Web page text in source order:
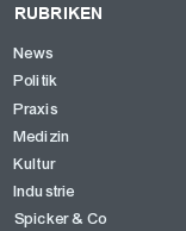
RUBRIKEN
News
Politik
Praxis
Medizin
Kultur
Industrie
Spicker & Co